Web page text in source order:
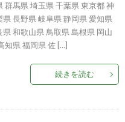
群馬県 埼玉県 千葉県 東京都 神
長野県 岐阜県 静岡県 愛知県
和歌山県 鳥取県 島根県 岡山
知県 福岡県 佐 […]
続きを読む